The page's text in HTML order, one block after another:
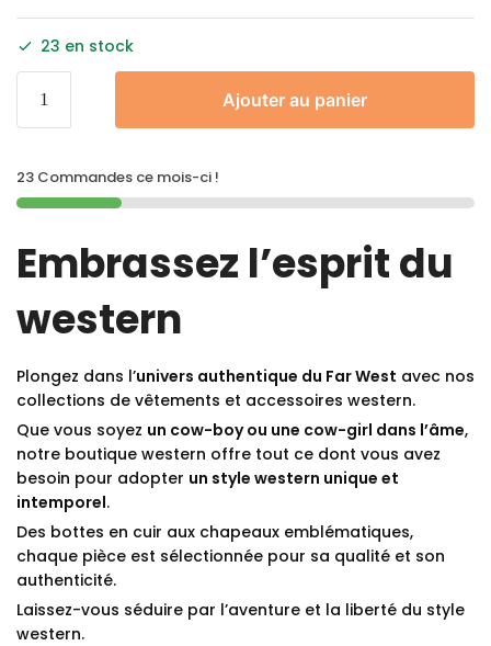
23 en stock
Ajouter au panier
23 Commandes ce mois-ci !
Embrassez l’esprit du
western
Plongez dans l’univers authentique du Far West avec nos
collections de vêtements et accessoires western.
Que vous soyez un cow-boy ou une cow-girl dans l’âme,
notre boutique western offre tout ce dont vous avez
besoin pour adopter un style western unique et
intemporel.
Des bottes en cuir aux chapeaux emblématiques,
chaque pièce est sélectionnée pour sa qualité et son
authenticité.
Laissez-vous séduire par l’aventure et la liberté du style
western.